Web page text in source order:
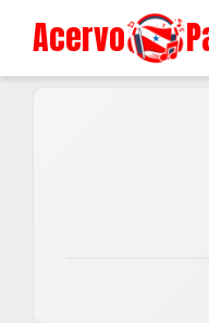
Acervo